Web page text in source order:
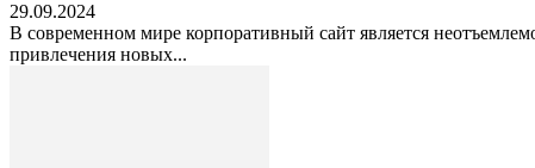
29.09.2024
В современном мире корпоративный сайт является
привлечения новых...